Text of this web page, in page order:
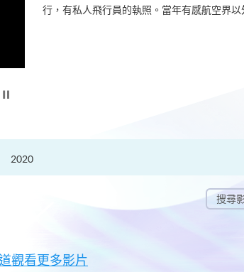
的標準答案。香港生活太快太急速，有時令
2020
搜
尋
觀看更多影片